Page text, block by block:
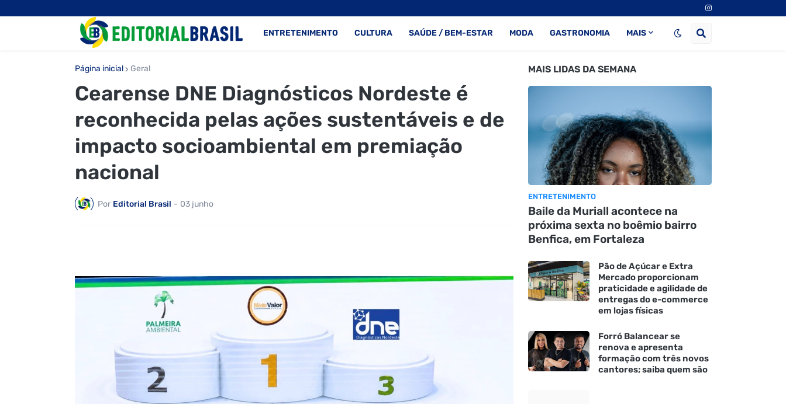
ENTRETENIMENTO CULTURA SAÚDE / BEM-ESTAR MODA GASTRONOMIA MAIS
Página inicial Geral
Cearense DNE Diagnósticos Nordeste é
reconhecida pelas ações sustentáveis e de
impacto socioambiental em premiação
nacional
Por Editorial Brasil - 03 junho
MAIS LIDAS DA SEMANA
ENTRETENIMENTO
Baile da Muriall acontece na
próxima sexta no boêmio bairro
Benfica, em Fortaleza
Pão de Açúcar e Extra
Mercado proporcionam
praticidade e agilidade de
entregas do e-commerce
em lojas físicas
Forró Balancear se
renova e apresenta
formação com três novos
cantores; saiba quem são